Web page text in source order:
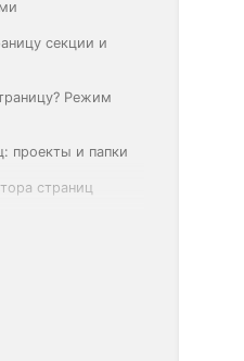
секции и
Режим
проекты и папки
страниц